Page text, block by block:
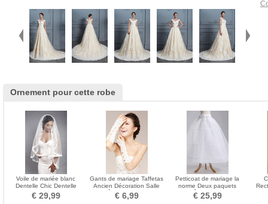
Ornement pour cette robe
Voile de mariée blanc
Dentelle Chic Dentelle
Mariage Automne
€ 29,99
Gants de mariage Taffetas
Ancien Décoration Salle
Épais Longue
€ 6,99
Petticoat de mariage la
norme Deux paquets
Longue À la mode Taffetas
en polyester
€ 25,99